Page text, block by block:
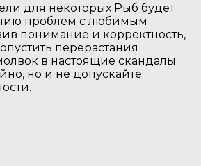
для некоторых Рыб будет
проблем с любимым
понимание и корректность,
перерастания
в настоящие скандалы.
но и не допускайте